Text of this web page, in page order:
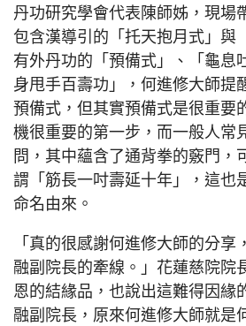
丹功研究學會代表陳師姊，現場
包含漢導引的「托天抱月式」與
有外丹功的「預備式」、「龜息
身甩手百壽功」，何進修大師提
預備式，但其實預備式是很重要
機很重要的第一步，而一般人常
問，其中蘊含了通背拳的竅門，
謂「筋長一吋壽延十年」，這也
命名由來。
「真的很感謝何進修大師的分
融副院長的牽線。」花蓮慈院院
恩的結緣品，也說出這難得因緣
融副院長，原來何進修大師就是